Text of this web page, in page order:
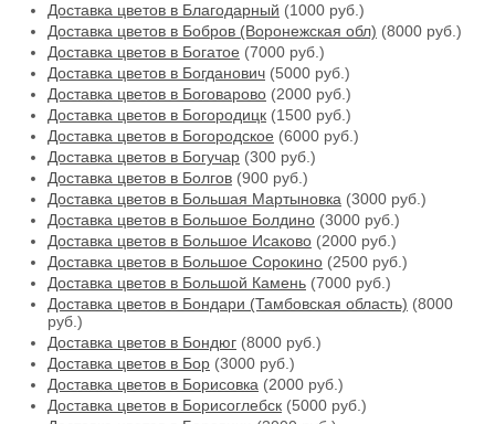
Доставка цветов в Благодарный (1000 руб.)
Доставка цветов в Бобров (Воронежская обл) (8000 руб.)
Доставка цветов в Богатое (7000 руб.)
Доставка цветов в Богданович (5000 руб.)
Доставка цветов в Боговарово (2000 руб.)
Доставка цветов в Богородицк (1500 руб.)
Доставка цветов в Богородское (6000 руб.)
Доставка цветов в Богучар (300 руб.)
Доставка цветов в Болгов (900 руб.)
Доставка цветов в Большая Мартыновка (3000 руб.)
Доставка цветов в Большое Болдино (3000 руб.)
Доставка цветов в Большое Исаково (2000 руб.)
Доставка цветов в Большое Сорокино (2500 руб.)
Доставка цветов в Большой Камень (7000 руб.)
Доставка цветов в Бондари (Тамбовская область) (8000
руб.)
Доставка цветов в Бондюг (8000 руб.)
Доставка цветов в Бор (3000 руб.)
Доставка цветов в Борисовка (2000 руб.)
Доставка цветов в Борисоглебск (5000 руб.)